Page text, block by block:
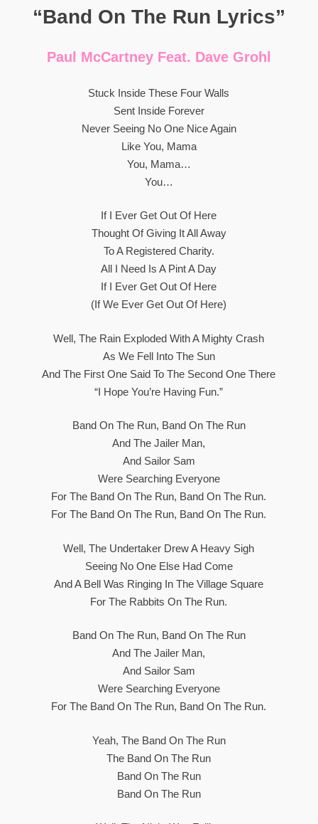
“Band On The Run Lyrics”
Paul McCartney Feat. Dave Grohl
Stuck Inside These Four Walls
Sent Inside Forever
Never Seeing No One Nice Again
Like You, Mama
You, Mama…
You…
If I Ever Get Out Of Here
Thought Of Giving It All Away
To A Registered Charity.
All I Need Is A Pint A Day
If I Ever Get Out Of Here
(if We Ever Get Out Of Here)
Well, The Rain Exploded With A Mighty Crash
As We Fell Into The Sun
And The First One Said To The Second One There
“I Hope You’re Having Fun.”
Band On The Run, Band On The Run
And The Jailer Man,
And Sailor Sam
Were Searching Everyone
For The Band On The Run, Band On The Run.
For The Band On The Run, Band On The Run.
Well, The Undertaker Drew A Heavy Sigh
Seeing No One Else Had Come
And A Bell Was Ringing In The Village Square
For The Rabbits On The Run.
Band On The Run, Band On The Run
And The Jailer Man,
And Sailor Sam
Were Searching Everyone
For The Band On The Run, Band On The Run.
Yeah, The Band On The Run
The Band On The Run
Band On The Run
Band On The Run